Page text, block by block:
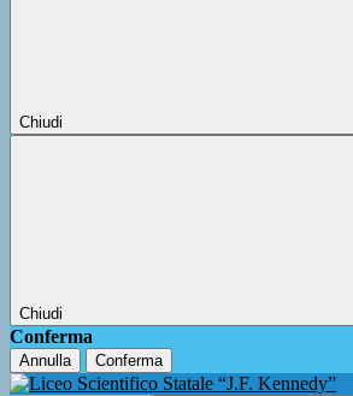
Chiudi
Chiudi
Conferma
Annulla Conferma